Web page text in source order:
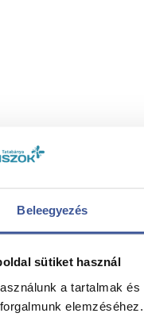
Beleegyezés
sütiket használ
a tartalmak